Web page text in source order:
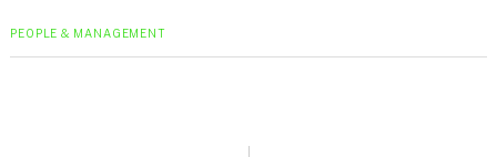
PEOPLE & MANAGEMENT